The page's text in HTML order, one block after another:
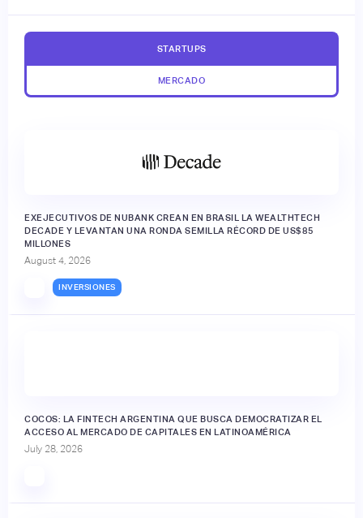
STARTUPS
MERCADO
EXEJECUTIVOS DE NUBANK CREAN EN BRASIL LA WEALTHTECH
DECADE Y LEVANTAN UNA RONDA SEMILLA RÉCORD DE US$85
MILLONES
August 4, 2026
INVERSIONES
COCOS: LA FINTECH ARGENTINA QUE BUSCA DEMOCRATIZAR EL
ACCESO AL MERCADO DE CAPITALES EN LATINOAMÉRICA
July 28, 2026